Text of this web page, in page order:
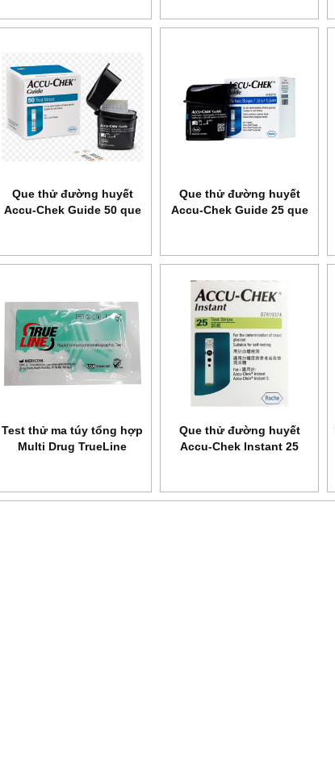
Que thử đường huyết
Accu-Chek Guide 50 que
Que thử đường huyết
Accu-Chek Guide 25 que
Test thử ma túy tổng hợp
Multi Drug TrueLine
Que thử đường huyết
Accu-Chek Instant 25